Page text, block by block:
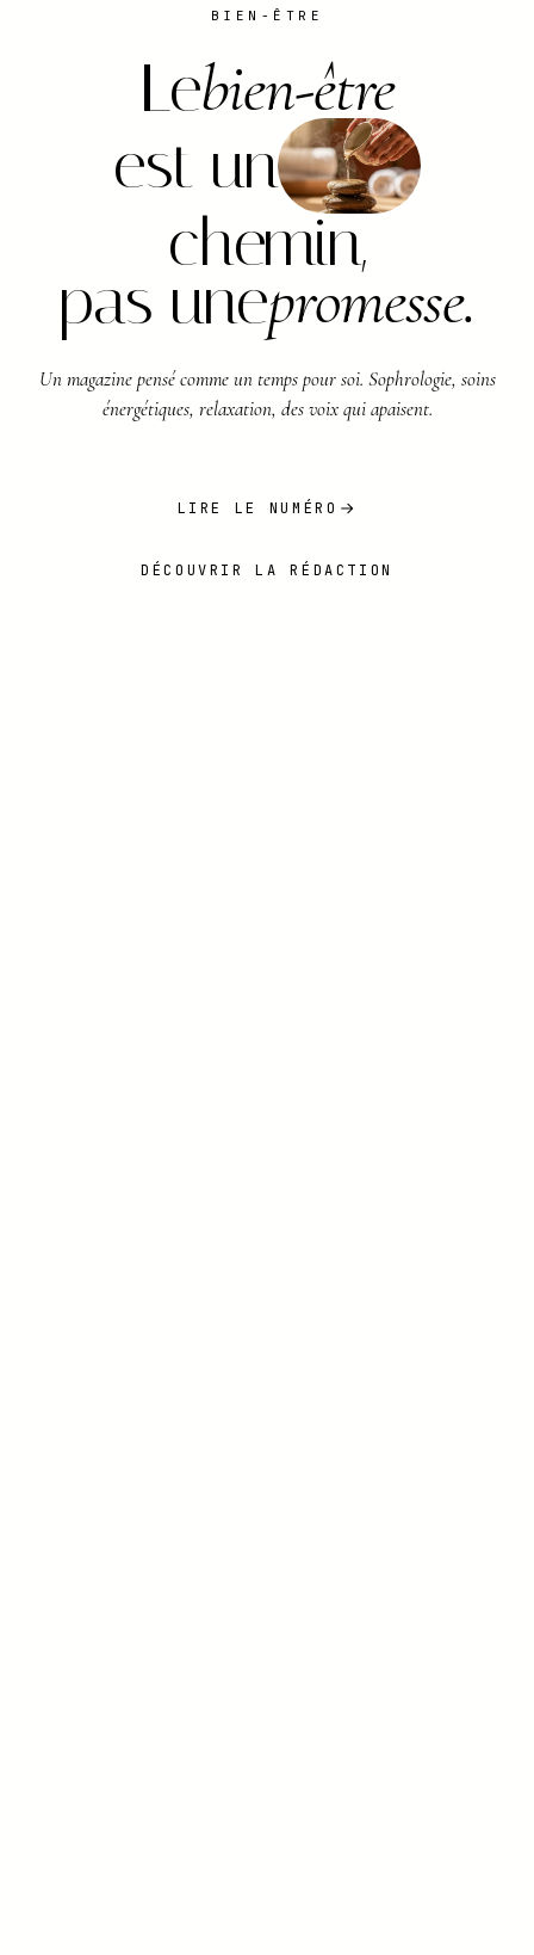
BIEN-ÊTRE
Lebien-être
est un
chemin,
pas unepromesse.
Un magazine pensé comme un temps pour soi. Sophrologie, soins
énergétiques, relaxation, des voix qui apaisent.
LIRE LE NUMÉRO
DÉCOUVRIR LA RÉDACTION